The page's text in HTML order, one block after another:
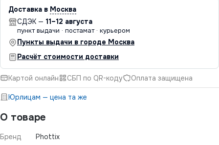
О товаре
Бренд Phottix
Доставка в Москва
СДЭК — 11–12 августа
пункт выдачи · постамат · курьером
Пункты выдачи в городе Москва
Расчёт стоимости доставки
Картой онлайн СБП по QR-коду Оплата защищена
Юрлицам — цена та же